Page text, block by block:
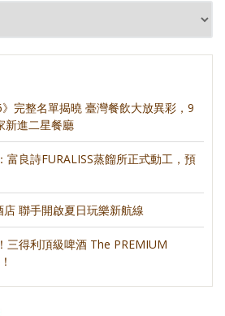
》完整名單揭曉 臺灣餐飲大放異彩，9
新進二星餐廳
富良詩FURALISS蒸餾所正式動工，預
聯手開啟夏日玩樂新航線
三得利頂級啤酒 The PREMIUM